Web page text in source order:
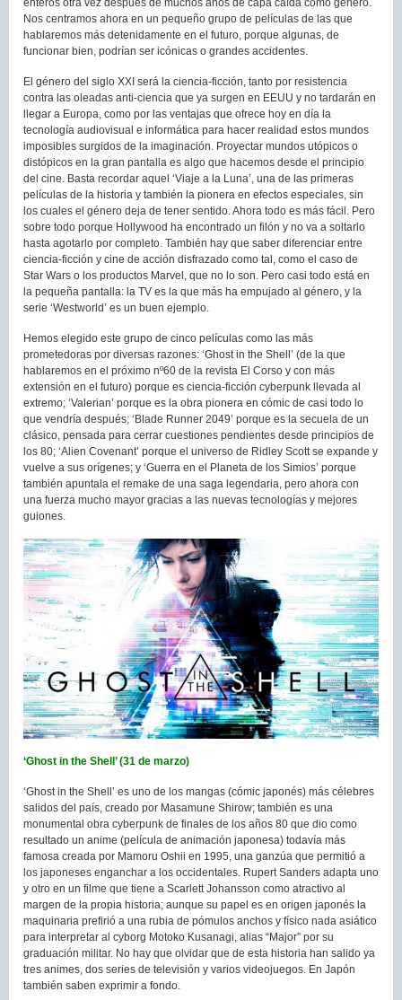
enteros otra vez después de muchos años de capa caída como género.
Nos centramos ahora en un pequeño grupo de películas de las que
hablaremos más detenidamente en el futuro, porque algunas, de
funcionar bien, podrían ser icónicas o grandes accidentes.
El género del siglo XXI será la ciencia-ficción, tanto por resistencia
contra las oleadas anti-ciencia que ya surgen en EEUU y no tardarán en
llegar a Europa, como por las ventajas que ofrece hoy en día la
tecnología audiovisual e informática para hacer realidad estos mundos
imposibles surgidos de la imaginación. Proyectar mundos utópicos o
distópicos en la gran pantalla es algo que hacemos desde el principio
del cine. Basta recordar aquel ‘Viaje a la Luna’, una de las primeras
películas de la historia y también la pionera en efectos especiales, sin
los cuales el género deja de tener sentido. Ahora todo es más fácil. Pero
sobre todo porque Hollywood ha encontrado un filón y no va a soltarlo
hasta agotarlo por completo. También hay que saber diferenciar entre
ciencia-ficción y cine de acción disfrazado como tal, como el caso de
Star Wars o los productos Marvel, que no lo son. Pero casi todo está en
la pequeña pantalla: la TV es la que más ha empujado al género, y la
serie ‘Westworld’ es un buen ejemplo.
Hemos elegido este grupo de cinco películas como las más
prometedoras por diversas razones: ‘Ghost in the Shell’ (de la que
hablaremos en el próximo nº60 de la revista El Corso y con más
extensión en el futuro) porque es ciencia-ficción cyberpunk llevada al
extremo; ‘Valerian’ porque es la obra pionera en cómic de casi todo lo
que vendría después; ‘Blade Runner 2049’ porque es la secuela de un
clásico, pensada para cerrar cuestiones pendientes desde principios de
los 80; ‘Alien Covenant’ porque el universo de Ridley Scott se expande y
vuelve a sus orígenes; y ‘Guerra en el Planeta de los Simios’ porque
también apuntala el remake de una saga legendaria, pero ahora con
una fuerza mucho mayor gracias a las nuevas tecnologías y mejores
guiones.
‘Ghost in the Shell’ (31 de marzo)
‘Ghost in the Shell’ es uno de los mangas (cómic japonés) más célebres
salidos del país, creado por Masamune Shirow; también es una
monumental obra cyberpunk de finales de los años 80 que dio como
resultado un anime (película de animación japonesa) todavía más
famosa creada por Mamoru Oshii en 1995, una ganzúa que permitió a
los japoneses enganchar a los occidentales. Rupert Sanders adapta uno
y otro en un filme que tiene a Scarlett Johansson como atractivo al
margen de la propia historia; aunque su papel es en origen japonés la
maquinaria prefirió a una rubia de pómulos anchos y físico nada asiático
para interpretar al cyborg Motoko Kusanagi, alias “Major” por su
graduación militar. No hay que olvidar que de esta historia han salido ya
tres animes, dos series de televisión y varios videojuegos. En Japón
también saben exprimir a fondo.